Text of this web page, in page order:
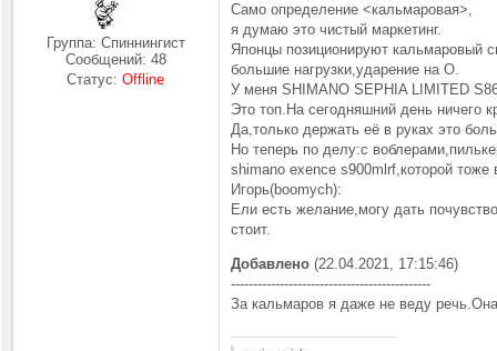
Группа: Спиннингист
Сообщений: 48
Статус:Offline
Само определение <кальмаровая>,
я думаю это чистый маркетинг.
Японцы позиционируют кальмаровый
большие нагрузки,ударение на О.
У меня SHIMANO SEPHIA LIMITED
Это топ.На сегодняшний день ничего
Да,только держать её в руках это
Но теперь по делу:с
shimano exence s900mlrf,которой
Игорь(boomych):
Ели есть желание,могу дать
стоит.
Добавлено (22.04.2021, 17:15:46)
---------------------------------------------
За кальмаров я даже не веду